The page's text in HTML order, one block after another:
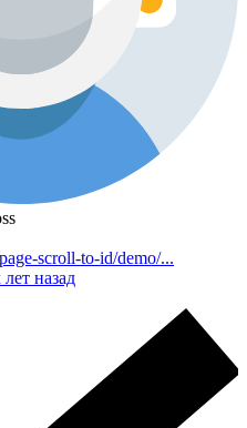
scroll-to-id/demo/...
лет назад